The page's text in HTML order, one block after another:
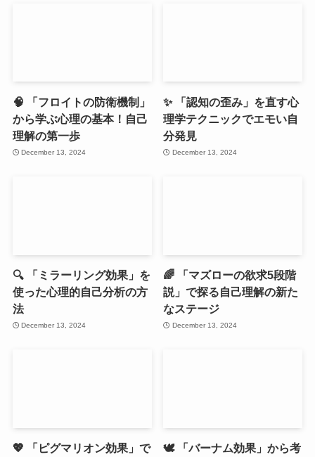
🧠 「フロイトの防衛機制」
から学ぶ心理の基本！自己
理解の第一歩
December 13, 2024
✨ 「認知の歪み」を直す心
理学テクニックでエモい自
分発見
December 13, 2024
🔍 「ミラーリング効果」を
使った心理的自己分析の方
法
December 13, 2024
🌈 「マズローの欲求5段階
説」で探る自己理解の新た
なステージ
December 13, 2024
💖 「ピグマリオン効果」で
🕊️ 「バーナム効果」から考